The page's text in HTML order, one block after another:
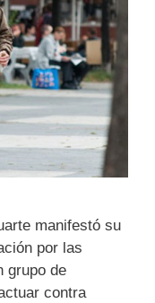
manifestó su
por las
grupo de
contra